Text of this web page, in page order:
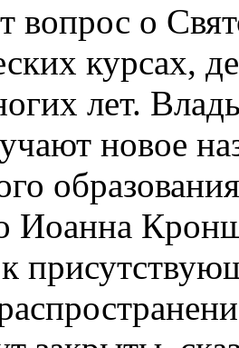
вопрос о
курсах,
лет.
новое
Иоанна